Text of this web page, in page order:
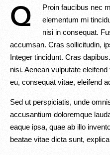
Q
Proin faucibus nec
elementum mi
nisi in consequat.
accumsan. Cras sollicitudin,
Integer tincidunt. Cras
nisi. Aenean vulputate
eu, consequat vitae, eleifend
Sed ut perspiciatis, unde
accusantium doloremque
eaque ipsa, quae ab illo
beatae vitae dicta sunt,